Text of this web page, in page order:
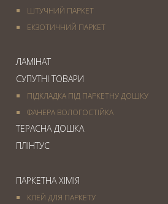
ШТУЧНИЙ ПАРКЕТ
ЕКЗОТИЧНИЙ ПАРКЕТ
ЛАМІНАТ
СУПУТНІ ТОВАРИ
ПІДКЛАДКА ПІД ПАРКЕТНУ ДОШКУ
ФАНЕРА ВОЛОГОСТІЙКА
ТЕРАСНА ДОШКА
ПЛІНТУС
ПАРКЕТНА ХІМІЯ
КЛЕЙ ДЛЯ ПАРКЕТУ